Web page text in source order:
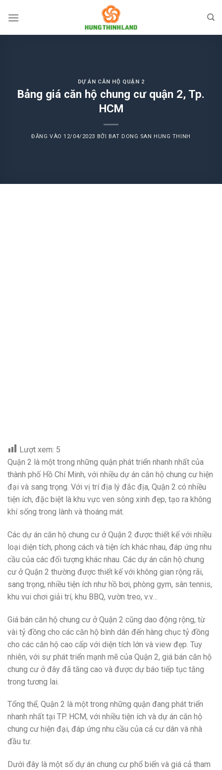
qua
DỰ ÁN CĂN HỘ QUẬN 2
Bảng giá căn hộ chung cư quận 2, Tp.
HCM
ĐĂNG VÀO12/04/2023 BỞI BAT DONG SAN HUNG THINH
Lượt xem: 5
Quận 2 là một trong những quận phát triển nhanh nhất của
thành phố Hồ Chí Minh, với nhiều dự án căn hộ chung cư hiện
đại và sang trọng. Với vị trí địa lý đắc địa, Quận 2 có nhiều
tiện ích, đặc biệt là khu vực ven sông xinh đẹp, tạo ra không
khí sống trong lành và thoáng mát.
Các dự án căn hộ chung cư ở Quận 2 được thiết kế với nhiều
loại diện tích, phong cách và tiện ích khác nhau, đáp ứng nhu
cầu của các đối tượng khác nhau. Các dự án căn hộ chung
cư ở Quận 2 thường được thiết kế với không gian rộng rãi,
sang trọng, nhiều tiện ích như hồ bơi, phòng gym, sân tennis,
khu vui chơi giải trí, khu BBQ, vườn treo, v.v…
Giá bán căn hộ chung cư ở Quận 2 cũng dao động rộng, từ
vài tỷ đồng cho các căn hộ bình dân đến hàng chục tỷ đồng
cho các căn hộ cao cấp với diện tích lớn và view đẹp. Tuy
nhiên, với sự phát triển mạnh mẽ của Quận 2, giá bán căn hộ
chung cư ở đây đã tăng cao và được dự báo tiếp tục tăng
trong tương lai.
Tổng thể, Quận 2 là một trong những quận đang phát triển
nhanh nhất tại TP. HCM, với nhiều tiện ích và dự án căn hộ
chung cư hiện đại, đáp ứng nhu cầu của cả cư dân và nhà
đầu tư.
Dưới đây là một số dự án chung cư phổ biến và giá cả tham